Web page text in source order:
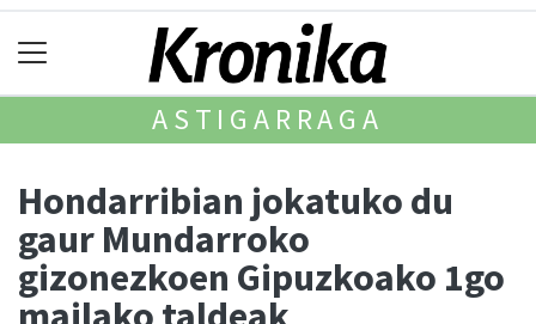
ASTIGARRAGA
Hondarribian jokatuko du
gaur Mundarroko
gizonezkoen Gipuzkoako 1go